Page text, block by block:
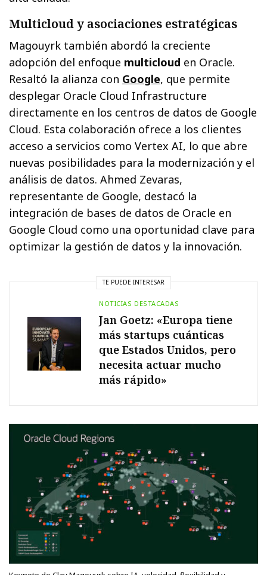
Multicloud y asociaciones estratégicas
Magouyrk también abordó la creciente
adopción del enfoque multicloud en Oracle.
Resaltó la alianza con Google, que permite
desplegar Oracle Cloud Infrastructure
directamente en los centros de datos de Google
Cloud. Esta colaboración ofrece a los clientes
acceso a servicios como Vertex AI, lo que abre
nuevas posibilidades para la modernización y el
análisis de datos. Ahmed Zevaras,
representante de Google, destacó la
integración de bases de datos de Oracle en
Google Cloud como una oportunidad clave para
optimizar la gestión de datos y la innovación.
TE PUEDE INTERESAR
NOTICIAS DESTACADAS
Jan Goetz: «Europa tiene
más startups cuánticas
que Estados Unidos, pero
necesita actuar mucho
más rápido»